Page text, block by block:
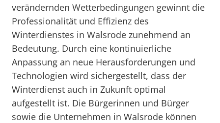
verändernden Wetterbedingungen gewinnt die
Professionalität und Effizienz des
Winterdienstes in Walsrode zunehmend an
Bedeutung. Durch eine kontinuierliche
Anpassung an neue Herausforderungen und
Technologien wird sichergestellt, dass der
Winterdienst auch in Zukunft optimal
aufgestellt ist. Die Bürgerinnen und Bürger
sowie die Unternehmen in Walsrode können